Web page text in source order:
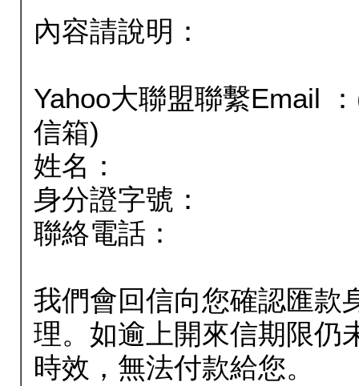
內容請說明：
Yahoo大聯盟聯繫Email
信箱)
姓名：
身分證字號：
聯絡電話：
我們會回信向您確認匯款
理。如逾上開來信期限仍
時效，無法付款給您。